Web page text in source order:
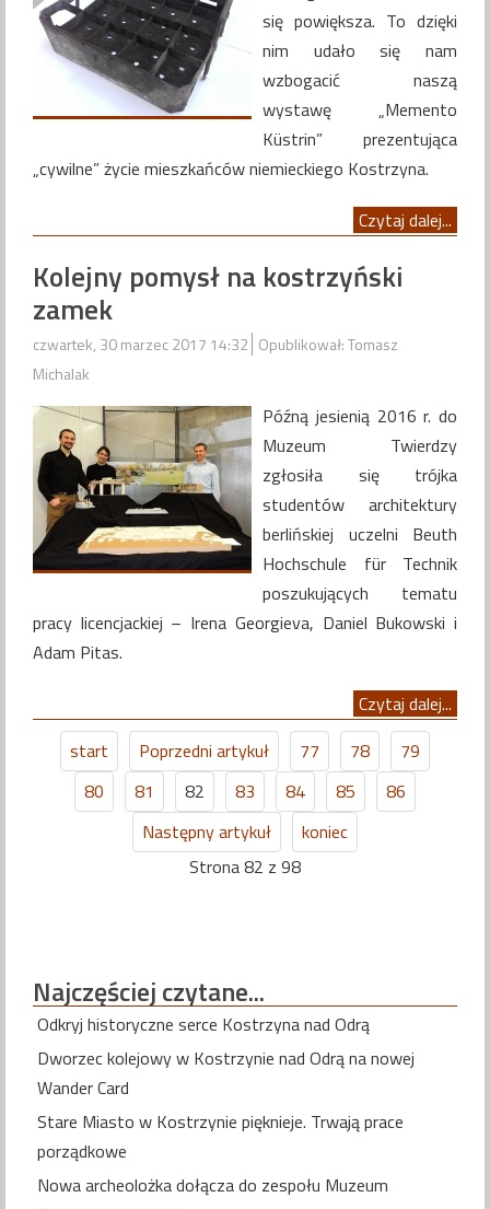
się powiększa. To dzięki
nim udało się nam
wzbogacić naszą
wystawę „Memento
Küstrin” prezentująca
„cywilne” życie mieszkańców niemieckiego Kostrzyna.
Czytaj dalej...
Kolejny pomysł na kostrzyński
zamek
czwartek, 30 marzec 2017 14:32 Opublikował: Tomasz
Michalak
Późną jesienią 2016 r. do
Muzeum Twierdzy
zgłosiła się trójka
studentów architektury
berlińskiej uczelni Beuth
Hochschule für Technik
poszukujących tematu
pracy licencjackiej – Irena Georgieva, Daniel Bukowski i
Adam Pitas.
Czytaj dalej...
start
Poprzedni artykuł 77 78
79
80
81 82 83 84 85
86
Następny artykuł
koniec
Strona 82 z 98
Najczęściejczytane...
Odkryj historyczne serce Kostrzyna nad Odrą
Dworzec kolejowy w Kostrzynie nad Odrą na nowej
Wander Card
Stare Miasto w Kostrzynie pięknieje. Trwają prace
porządkowe
Nowa archeolożka dołącza do zespołu Muzeum